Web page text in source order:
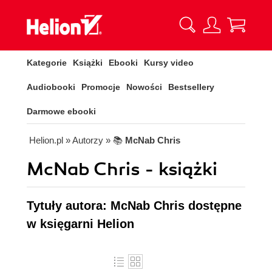
Kategorie Książki Ebooki Kursy video
Audiobooki Promocje Nowości Bestsellery
Darmowe ebooki
Helion.pl » Autorzy » 📚 McNab Chris
McNab Chris - książki
Tytuły autora: McNab Chris dostępne
w księgarni Helion